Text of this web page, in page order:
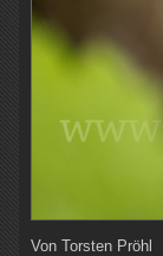
Von Torsten Pröhl